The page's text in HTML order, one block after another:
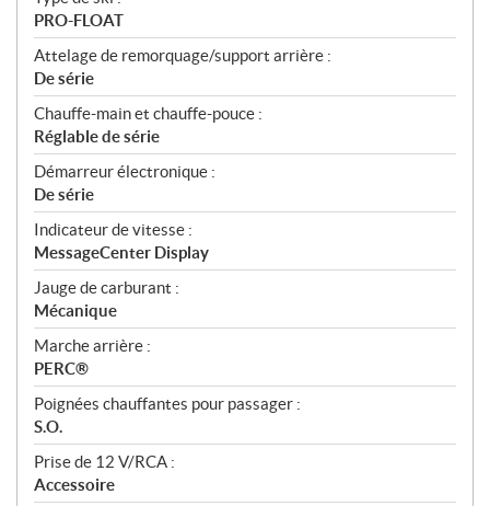
PRO-FLOAT
Attelage de remorquage/support arrière :
De série
Chauffe-main et chauffe-pouce :
Réglable de série
Démarreur électronique :
De série
Indicateur de vitesse :
MessageCenter Display
Jauge de carburant :
Mécanique
Marche arrière :
PERC®
Poignées chauffantes pour passager :
S.O.
Prise de 12 V/RCA :
Accessoire